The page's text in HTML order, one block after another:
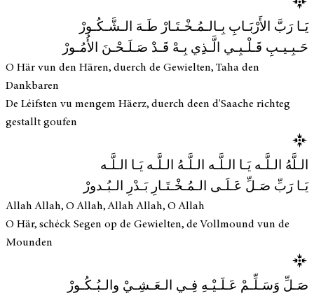
يَـا رَبَّ الأَرْبَـابِ بِـالـمُـخْـتَـارْ طَـهَ الـشَّـكُـورْ
حَـبِـيـبِ قَـلْـبِـي الَّـذِي بِـهْ قَـدْ صَـلَـحْـنَ الأُمُـورْ
O Här vun den Hären, duerch de Gewielten, Taha den
Dankbaren
De Léifsten vu mengem Häerz, duerch deen d'Saache richteg
gestallt goufen
الـلَّهُ الـلَّـه يَـا الـلَّـه الـلَّـهُ الـلَّـه يَـا الـلَّـه
يَـا رَبِّ صَـلِّ عَـلَـى الـمُـخْـتَـارِ بَـدْرِ الـبُـدورْ
Allah Allah, O Allah, Allah Allah, O Allah
O Här, schéck Segen op de Gewielten, de Vollmound vun de
Mounden
صَـلِّ وَسَـلِّـمْ عَـلَـيْـهِ فِـي الـعَـشِـيْ والـبُـكُـورْ